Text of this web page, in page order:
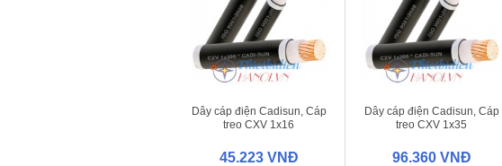
Dây cáp điện Cadisun, Cáp
treo CXV 1x16
45.223 VNĐ
Dây cáp điện Cadisun, Cáp
treo CXV 1x35
96.360 VNĐ